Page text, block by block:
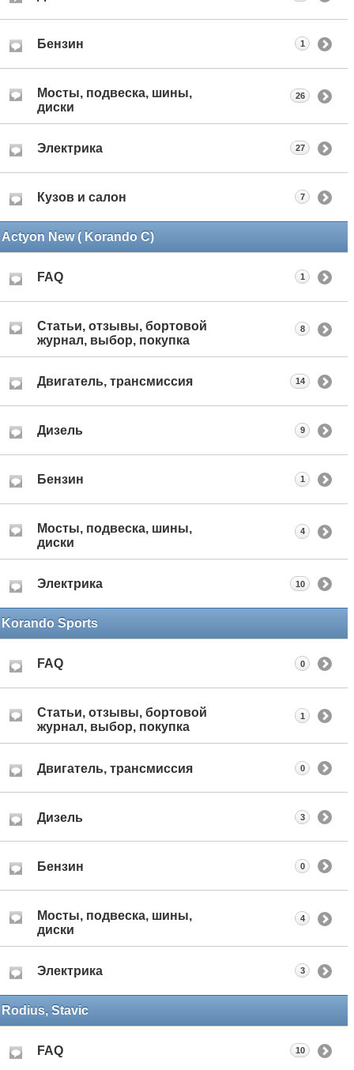
Бензин 1
Мосты, подвеска, шины,
диски
26
Электрика 27
Кузов и салон 7
Actyon New ( Korando C)
FAQ 1
Статьи, отзывы, бортовой
журнал, выбор, покупка
8
Двигатель, трансмиссия 14
Дизель 9
Бензин 1
Мосты, подвеска, шины,
диски
4
Электрика 10
Korando Sports
FAQ 0
Статьи, отзывы, бортовой
журнал, выбор, покупка
1
Двигатель, трансмиссия 0
Дизель 3
Бензин 0
Мосты, подвеска, шины,
диски
4
Электрика 3
Rodius, Stavic
FAQ 10